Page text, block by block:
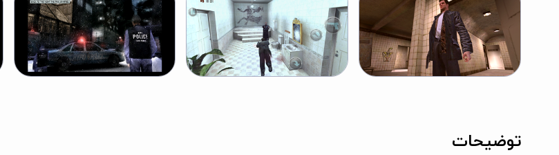
توضیحات